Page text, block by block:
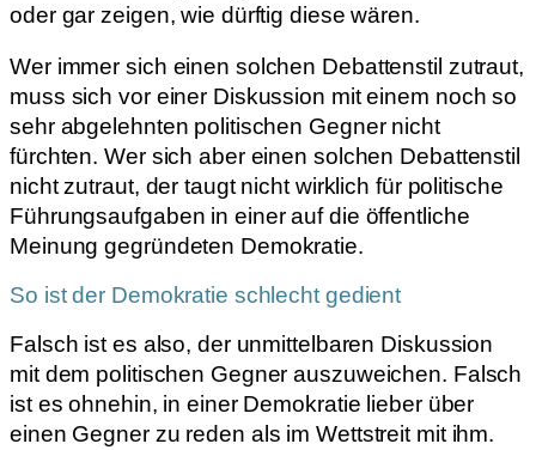
oder gar zeigen, wie dürftig diese wären.
Wer immer sich einen solchen Debattenstil zutraut,
muss sich vor einer Diskussion mit einem noch so
sehr abgelehnten politischen Gegner nicht
fürchten. Wer sich aber einen solchen Debattenstil
nicht zutraut, der taugt nicht wirklich für politische
Führungsaufgaben in einer auf die öffentliche
Meinung gegründeten Demokratie.
So ist der Demokratie schlecht gedient
Falsch ist es also, der unmittelbaren Diskussion
mit dem politischen Gegner auszuweichen. Falsch
ist es ohnehin, in einer Demokratie lieber über
einen Gegner zu reden als im Wettstreit mit ihm.